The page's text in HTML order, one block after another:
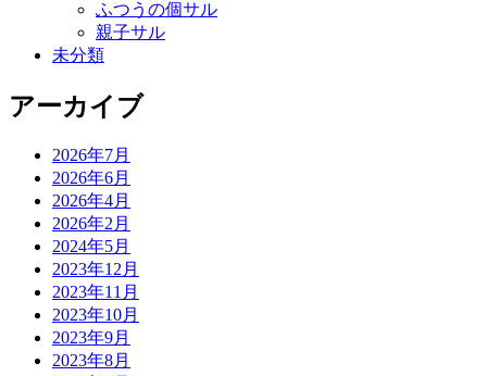
ふつうの個サル
親子サル
未分類
アーカイブ
2026年7月
2026年6月
2026年4月
2026年2月
2024年5月
2023年12月
2023年11月
2023年10月
2023年9月
2023年8月